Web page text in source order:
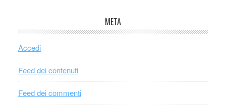
META
Accedi
Feed dei contenuti
Feed dei commenti